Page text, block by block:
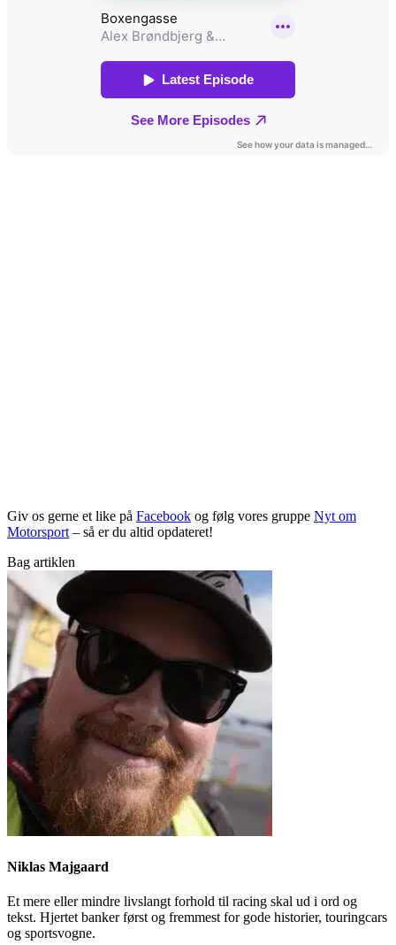
Giv os gerne et like på Facebook og følg vores gruppe Nyt om
Motorsport– så er du altid opdateret!
Bag artiklen
Niklas Majgaard
Et mere eller mindre livslangt forhold til racing skal ud i ord og
tekst. Hjertet banker først og fremmest for gode historier, touringcars
og sportsvogne.